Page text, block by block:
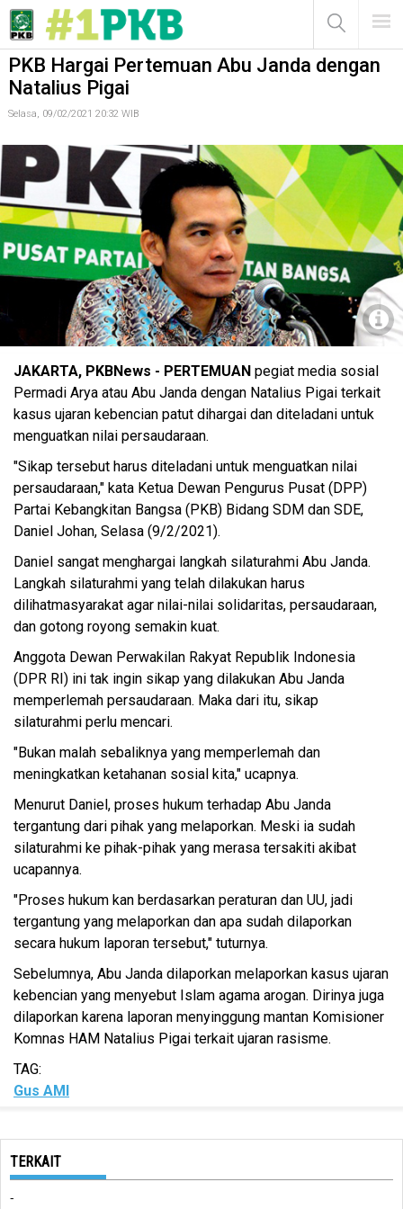
PKB Hargai Pertemuan Abu Janda dengan Natalius Pigai
PKB Hargai Pertemuan Abu Janda dengan
Natalius Pigai
Selasa, 09/02/2021 20:32 WIB
Daniel Johan
JAKARTA, PKBNews - PERTEMUAN pegiat media sosial
Permadi Arya atau Abu Janda dengan Natalius Pigai terkait
kasus ujaran kebencian patut dihargai dan diteladani untuk
menguatkan nilai persaudaraan.
"Sikap tersebut harus diteladani untuk menguatkan nilai
persaudaraan," kata Ketua Dewan Pengurus Pusat (DPP)
Partai Kebangkitan Bangsa (PKB) Bidang SDM dan SDE,
Daniel Johan, Selasa (9/2/2021).
Daniel sangat menghargai langkah silaturahmi Abu Janda.
Langkah silaturahmi yang telah dilakukan harus
dilihatmasyarakat agar nilai-nilai solidaritas, persaudaraan,
dan gotong royong semakin kuat.
Anggota Dewan Perwakilan Rakyat Republik Indonesia
(DPR RI) ini tak ingin sikap yang dilakukan Abu Janda
memperlemah persaudaraan. Maka dari itu, sikap
silaturahmi perlu mencari.
"Bukan malah sebaliknya yang memperlemah dan
meningkatkan ketahanan sosial kita," ucapnya.
Menurut Daniel, proses hukum terhadap Abu Janda
tergantung dari pihak yang melaporkan. Meski ia sudah
silaturahmi ke pihak-pihak yang merasa tersakiti akibat
ucapannya.
"Proses hukum kan berdasarkan peraturan dan UU, jadi
tergantung yang melaporkan dan apa sudah dilaporkan
secara hukum laporan tersebut," tuturnya.
Sebelumnya, Abu Janda dilaporkan melaporkan kasus ujaran
kebencian yang menyebut Islam agama arogan. Dirinya juga
dilaporkan karena laporan menyinggung mantan Komisioner
Komnas HAM Natalius Pigai terkait ujaran rasisme.
TAG:
Gus AMI
TERKAIT
-